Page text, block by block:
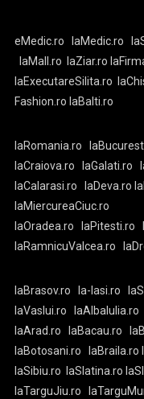
eMedic.ro laMedic.ro
laMall.ro
laZiar.ro
laExecutareSilita.ro
Fashion.ro laBalti.ro
laRomania.ro
laCraiova.ro
laGalati.ro
laCalarasi.ro
laDeva.ro
laMiercureaCiuc.ro
laOradea.ro
laPitesti.ro
laRamnicuValcea.ro
laBrasov.ro la-Iasi.ro
laVaslui.ro
laAlbaIulia.ro
laArad.ro
laBacau.ro
laBotosani.ro
laBraila.ro
laSibiu.ro
laSlatina.ro
laTarguJiu.ro